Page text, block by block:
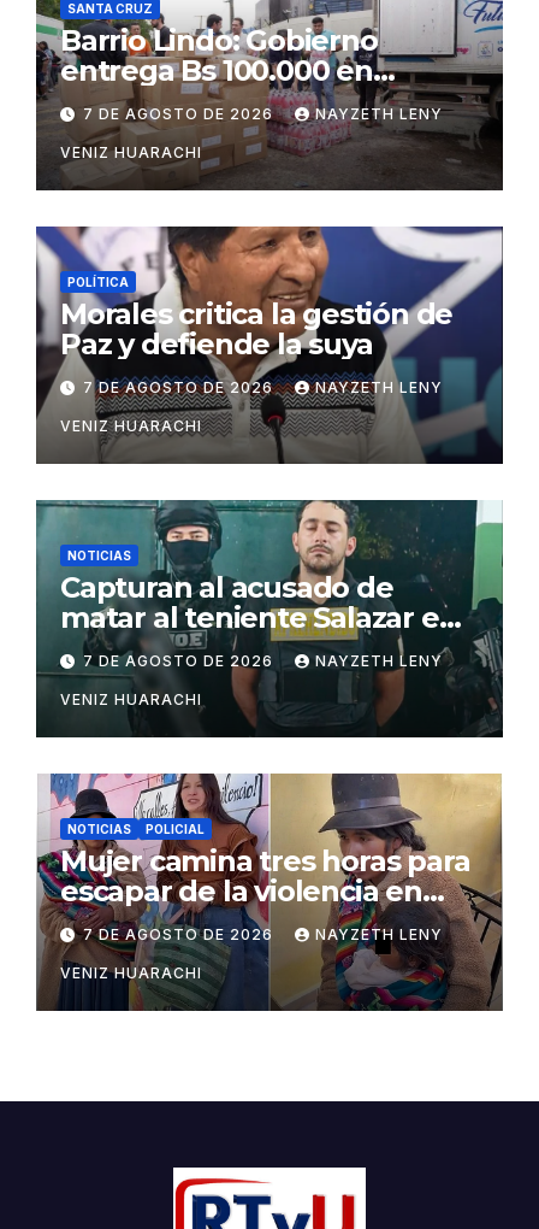
SANTA CRUZ
Barrio Lindo: Gobierno
entrega Bs 100.000 en
insumos para afectados
7 DE AGOSTO DE 2026 NAYZETH LENY
VENIZ HUARACHI
POLÍTICA
Morales critica la gestión de
Paz y defiende la suya
7 DE AGOSTO DE 2026 NAYZETH LENY
VENIZ HUARACHI
NOTICIAS
Capturan al acusado de
matar al teniente Salazar en
San Matías
7 DE AGOSTO DE 2026 NAYZETH LENY
VENIZ HUARACHI
NOTICIAS POLICIAL
Mujer camina tres horas para
escapar de la violencia en
Potosí
7 DE AGOSTO DE 2026 NAYZETH LENY
VENIZ HUARACHI